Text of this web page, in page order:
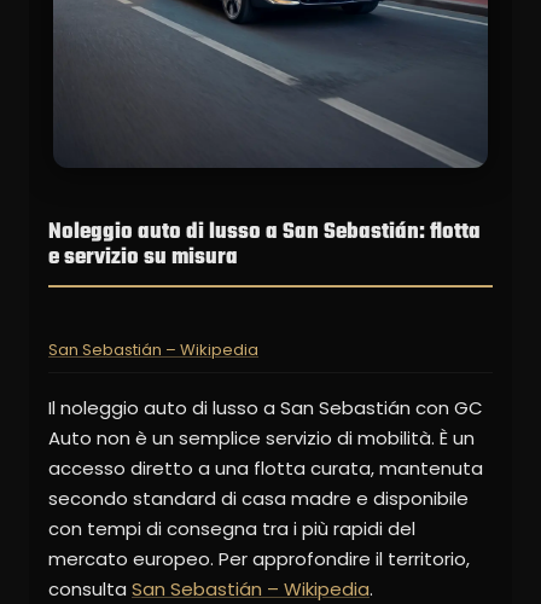
Noleggio auto di lusso a San Sebastián: flotta
e servizio su misura
San Sebastián – Wikipedia
Il noleggio auto di lusso a San Sebastián con GC
Auto non è un semplice servizio di mobilità. È un
accesso diretto a una flotta curata, mantenuta
secondo standard di casa madre e disponibile
con tempi di consegna tra i più rapidi del
mercato europeo. Per approfondire il territorio,
consulta San Sebastián – Wikipedia.